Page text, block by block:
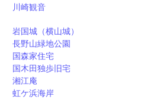
川崎観音
岩国城（横山城）
長野山緑地公園
国森家住宅
国木田独歩旧宅
湘江庵
虹ケ浜海岸